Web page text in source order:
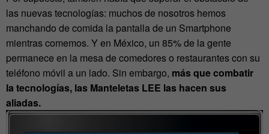
las nuevas tecnologías: muchos de nosotros hemos
manchando de comida la pantalla de un Smartphone
mientras comemos. Y en México, un 85% de la gente
permanece en la mesa de comedores o restaurantes con su
teléfono móvil a un lado. Sin embargo, más que combatir
la tecnologías, las Manteletas LEE las hacen sus
aliadas.